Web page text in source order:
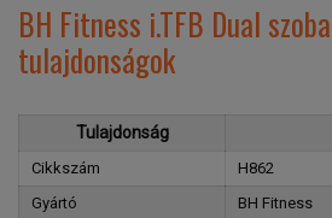
BH Fitness i.TFB Dual
tulajdonságok
Tulajdonság
Cikkszám
H862
Gyártó
BH Fitness